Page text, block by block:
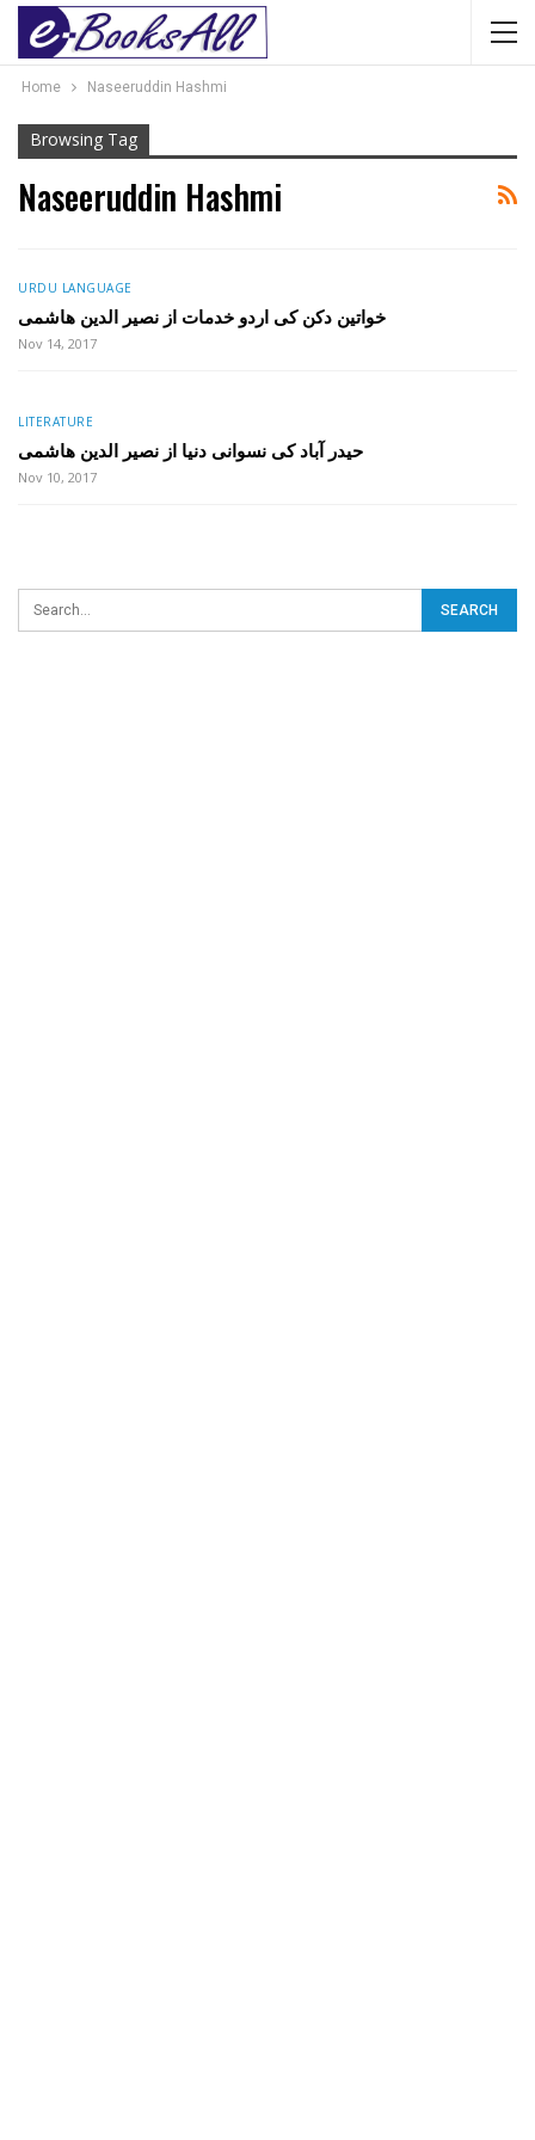
Home Naseeruddin Hashmi
Browsing Tag
Naseeruddin Hashmi
URDU LANGUAGE
خواتین دکن کی اردو خدمات از نصیر الدین ھاشمی
Nov 14, 2017
LITERATURE
حیدر آباد کی نسوانی دنیا از نصیر الدین ھاشمی
Nov 10, 2017